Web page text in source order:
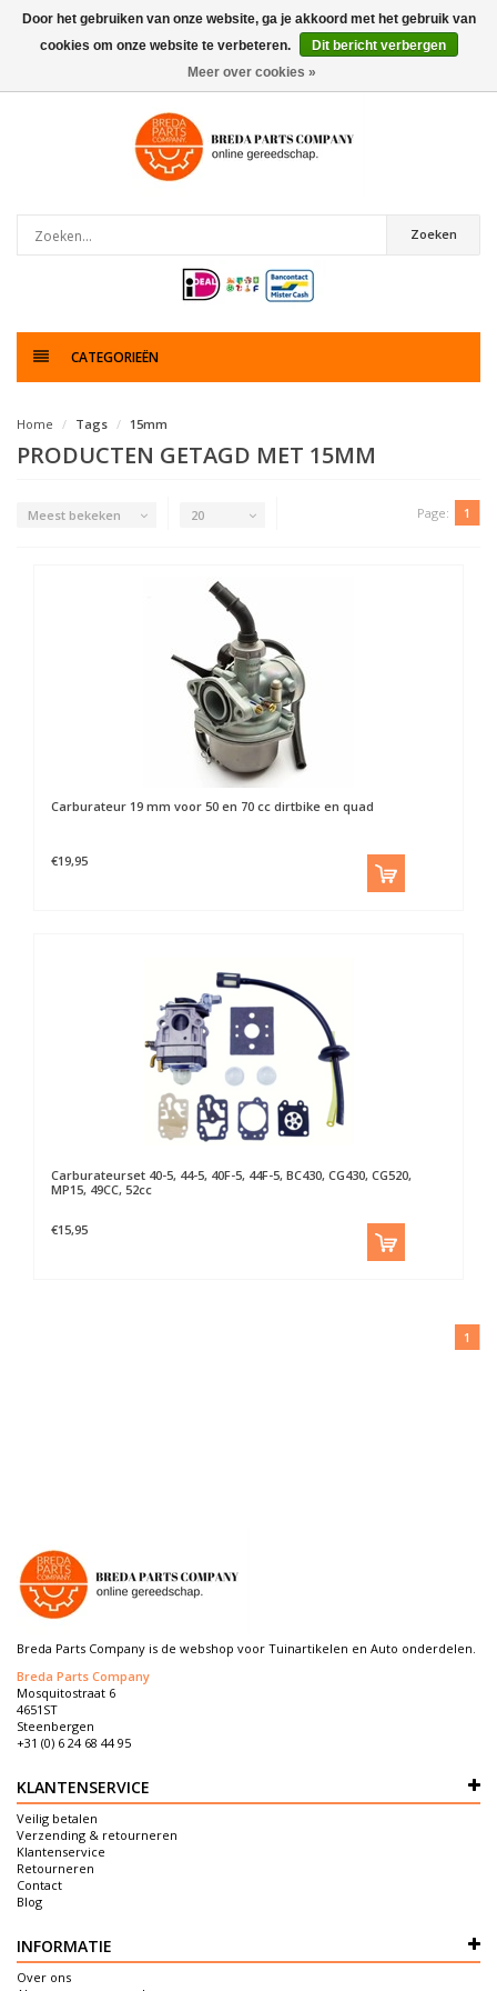
0artikelen
Zoeken
CATEGORIEËN
Home Tags 15mm
PRODUCTEN GETAGD MET 15MM
Meest bekeken 20 Page: 1
Carburateur 19 mm voor 50 en 70 cc dirtbike en quad
€19,95
Carburateurset 40-5, 44-5, 40F-5, 44F-5, BC430, CG430, CG520,
MP15, 49CC, 52cc
€15,95
1
Breda Parts Company is de webshop voor Tuinartikelen en Auto onderdelen.
Breda Parts Company
Mosquitostraat 6
4651ST
Steenbergen
+31 (0) 6 24 68 44 95
KLANTENSERVICE
Veilig betalen
Verzending & retourneren
Klantenservice
Retourneren
Contact
Blog
INFORMATIE
Over ons
Door het gebruiken van onze website, ga je akkoord met het gebruik van
cookies om onze website te verbeteren.
Dit bericht verbergen
Meer over cookies »